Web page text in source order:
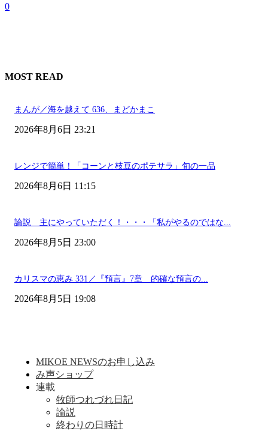
0
MOST READ
まんが／海を越えて 636、まどかまこ
2026年8月6日 23:21
レンジで簡単！「コーンと枝豆のポテサラ」旬の一品
2026年8月6日 11:15
論説 主にやっていただく！・・・「私がやるのではな...
2026年8月5日 23:00
カリスマの恵み 331／『預言』7章 的確な預言の...
2026年8月5日 19:08
MIKOE NEWSのお申し込み
み声ショップ
連載
牧師つれづれ日記
論説
終わりの日時計